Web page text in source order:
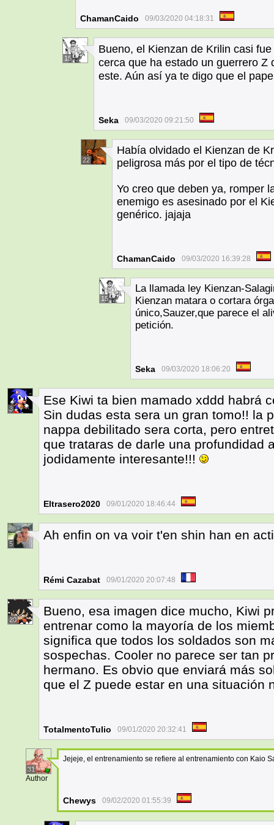
ChamanCaido 09/03/2020 04:18:31
15
Bueno, el Kienzan de Krilin casi
cerca que ha estado un guerrero
este. Aún así ya te digo que el
Seka 09/03/2020 09:21:50
22
Había olvidado el Kienzan de
peligrosa más por el tipo de
Yo creo que deben ya, romper
enemigo es asesinado por el
genérico. jajaja
ChamanCaido 09/03/2020 16:39:28
15
La llamada ley Kienzan-
Kienzan matara o cortara
único,Sauzer,que parece el
petición.
Seka 09/03/2020 18:06:20
3
Ese Kiwi ta bien mamado xddd habrá
Sin dudas esta sera un gran tomo!! la
nappa debilitado sera corta, pero
que trataras de darle una profundidad
jodidamente interesante!!!
Eltrasero2020 09/01/2020 18:46:44
5
Ah enfin on va voir t'en shin han en
Rémi Cazabat 09/01/2020 20:07:48
20
Bueno, esa imagen dice mucho, Kiwi
entrenar como la mayoría de los
significa que todos los soldados son
sospechas. Cooler no parece ser tan
hermano. Es obvio que enviará más
que el Z puede estar en una situación
TotalmentoTulio 09/01/2020 20:32:41
31
Author
Jejeje, el entrenamiento se refiere al entrenamiento con Kaio
Chewys 09/02/2020 01:55:39